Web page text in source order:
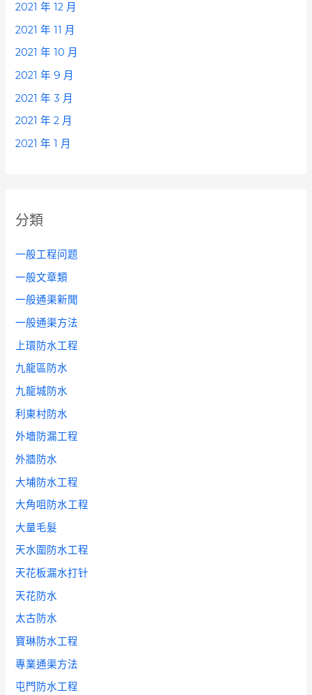
2021 年 12 月
2021 年 11 月
2021 年 10 月
2021 年 9 月
2021 年 3 月
2021 年 2 月
2021 年 1 月
分類
一般工程问题
一般文章類
一般通渠新聞
一般通渠方法
上環防水工程
九龍區防水
九龍城防水
利東村防水
外墻防漏工程
外牆防水
大埔防水工程
大角咀防水工程
大量毛髮
天水圍防水工程
天花板漏水打针
天花防水
太古防水
寶琳防水工程
專業通渠方法
屯門防水工程